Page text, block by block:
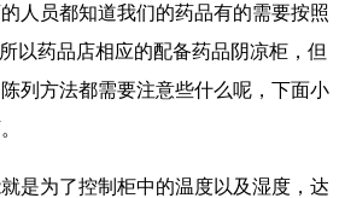
人员都知道我们的药品有的需要按照
以药品店相应的配备药品阴凉柜，但
列方法都需要注意些什么呢，下面小
是为了控制柜中的温度以及湿度，达